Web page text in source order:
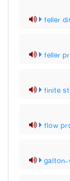
feller
feller
finite
flow